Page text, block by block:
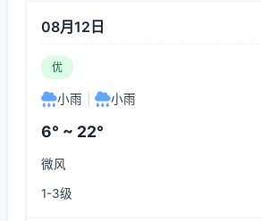
08月12日
优
小雨 小雨
6° ~ 22°
微风
1-3级